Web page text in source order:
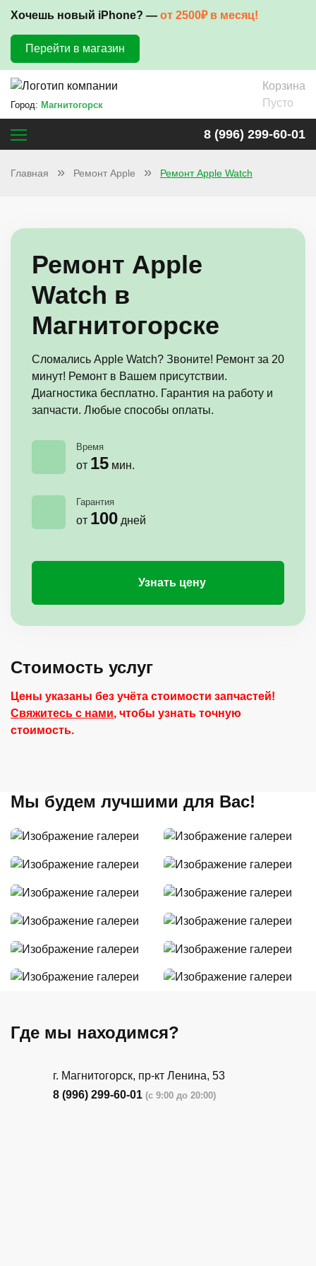
Хочешь новый iPhone? — от 2500₽ в месяц!
Перейти в магазин
Город: Магнитогорск
Корзина
Пусто
8 (996) 299-60-01
Главная Ремонт Apple Ремонт Apple Watch
Ремонт Apple
Watch в
Магнитогорске
Сломались Apple Watch? Звоните! Ремонт за 20
минут! Ремонт в Вашем присутствии.
Диагностика бесплатно. Гарантия на работу и
запчасти. Любые способы оплаты.
Время
от 15 мин.
Гарантия
от 100 дней
Узнать цену
Стоимость услуг
Цены указаны без учёта стоимости запчастей!
Свяжитесь с нами, чтобы узнать точную
стоимость.
Мы будем лучшими для Вас!
Где мы находимся?
г. Магнитогорск, пр-кт Ленина, 53
8 (996) 299-60-01 (с 9:00 до 20:00)